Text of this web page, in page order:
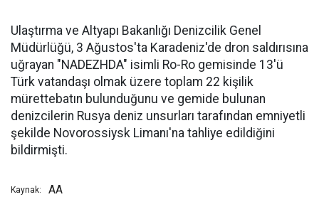
Ulaştırma ve Altyapı Bakanlığı Denizcilik Genel
Müdürlüğü, 3 Ağustos'ta Karadeniz'de dron saldırısına
uğrayan "NADEZHDA" isimli Ro-Ro gemisinde 13'ü
Türk vatandaşı olmak üzere toplam 22 kişilik
mürettebatın bulunduğunu ve gemide bulunan
denizcilerin Rusya deniz unsurları tarafından emniyetli
şekilde Novorossiysk Limanı'na tahliye edildiğini
bildirmişti.
Kaynak: AA